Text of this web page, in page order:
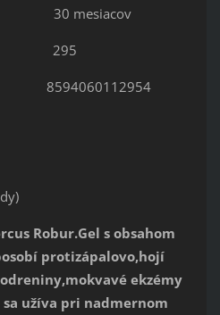
Robur.Gel s obsahom
protizápalovo,hojí
ekzémy
užíva pri nadmernom